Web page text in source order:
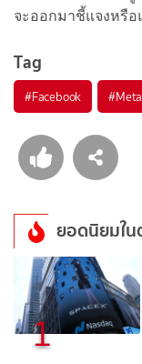
จะออกมาชี้แจงหรื
Tag
#Facebook #Meta
ยอดนิยมใ
1